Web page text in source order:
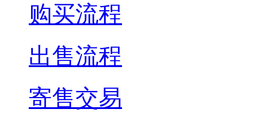
购买流程
出售流程
寄售交易